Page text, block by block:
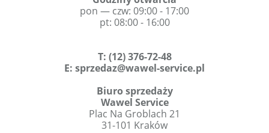
pon — czw: 09:00 - 17:00
pt: 08:00 - 16:00
T: (12) 376-72-48
E: sprzedaz@wawel-service.pl
Biuro sprzedaży
Wawel Service
Plac Na Groblach 21
31-101 Kraków